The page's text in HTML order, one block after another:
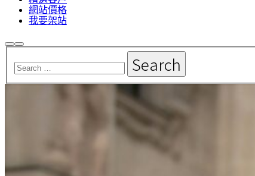
網站價格
我要架站
Search
Main